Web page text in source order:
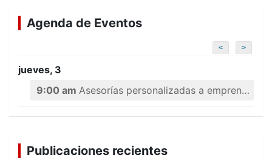
Agenda de Eventos
< >
jueves, 3
9:00 am Asesorías personalizadas a emprendedores
Publicaciones recientes